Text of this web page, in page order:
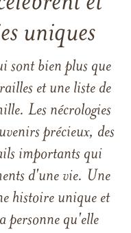
uniques
sont bien plus que
et une liste de
Les nécrologies
précieux, des
importants qui
d'une vie. Une
histoire unique et
personne qu'elle